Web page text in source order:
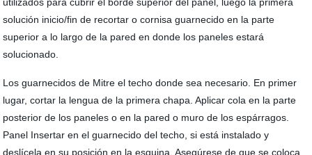
solución inicio/fin de recortar o cornisa guarnecido en la parte
superior a lo largo de la pared en donde los paneles estará
solucionado.
Los guarnecidos de Mitre el techo donde sea necesario. En primer
lugar, cortar la lengua de la primera chapa. Aplicar cola en la parte
posterior de los paneles o en la pared o muro de los espárragos.
Panel Insertar en el guarnecido del techo, si está instalado y
deslícela en su posición en la esquina. Asegúrese de que se coloca